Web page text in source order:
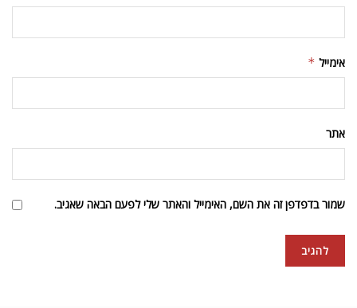
אימייל *
אתר
שמור בדפדפן זה את השם, האימייל והאתר שלי לפעם הבאה שאגיב.